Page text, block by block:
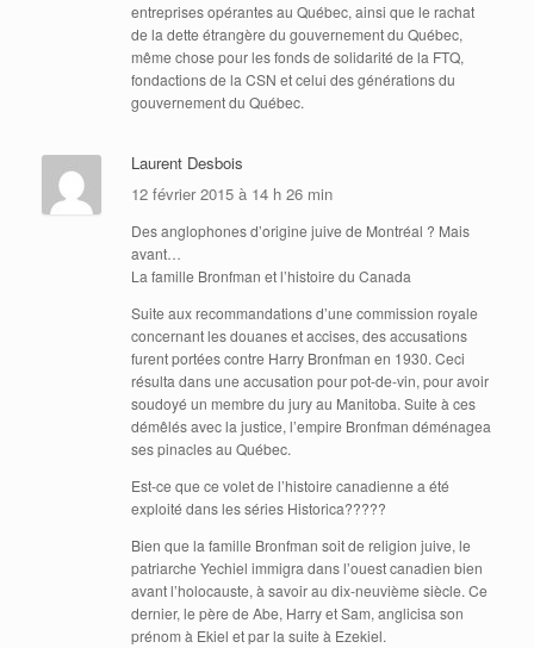
entreprises opérantes au Québec, ainsi que le rachat
de la dette étrangère du gouvernement du Québec,
même chose pour les fonds de solidarité de la FTQ,
fondactions de la CSN et celui des générations du
gouvernement du Québec.
Laurent Desbois
12 février 2015 à 14 h 26 min
Des anglophones d’origine juive de Montréal ? Mais
avant…
La famille Bronfman et l’histoire du Canada
Suite aux recommandations d’une commission royale
concernant les douanes et accises, des accusations
furent portées contre Harry Bronfman en 1930. Ceci
résulta dans une accusation pour pot-de-vin, pour avoir
soudoyé un membre du jury au Manitoba. Suite à ces
démêlés avec la justice, l’empire Bronfman déménagea
ses pinacles au Québec.
Est-ce que ce volet de l’histoire canadienne a été
exploité dans les séries Historica?????
Bien que la famille Bronfman soit de religion juive, le
patriarche Yechiel immigra dans l’ouest canadien bien
avant l’holocauste, à savoir au dix-neuvième siècle. Ce
dernier, le père de Abe, Harry et Sam, anglicisa son
prénom à Ekiel et par la suite à Ezekiel.